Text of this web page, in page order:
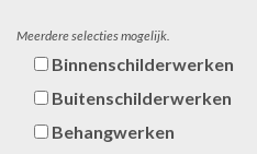
Meerdere selecties mogelijk.
Binnenschilderwerken
Buitenschilderwerken
Behangwerken